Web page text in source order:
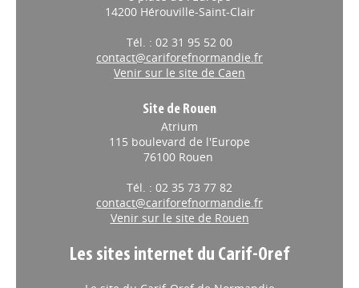
INSERTION // 30/04/2026
l'emploi : une circulaire
détaille les priorités 2026
n°DGEFP/MIP/METH/MPP/2026/39
relative au Fonds d'inclusion dans
l'emploi (FIE). Le texte définit les
grandes orientations 2026 pour chacun des dispositifs de
INSERTION// 27/04/2026
dans les quartiers de Dieppe
14200 Hérouville-Saint-Clair
Tél. : 02 31 95 52 00
contact@cariforefnormandie.fr
Venir sur le site de Caen
Site de Rouen
Atrium
115 boulevard de l'Europe
76100 Rouen
Tél. : 02 35 73 77 82
contact@cariforefnormandie.fr
Venir sur le site de Rouen
Les sites internet du Carif-Oref